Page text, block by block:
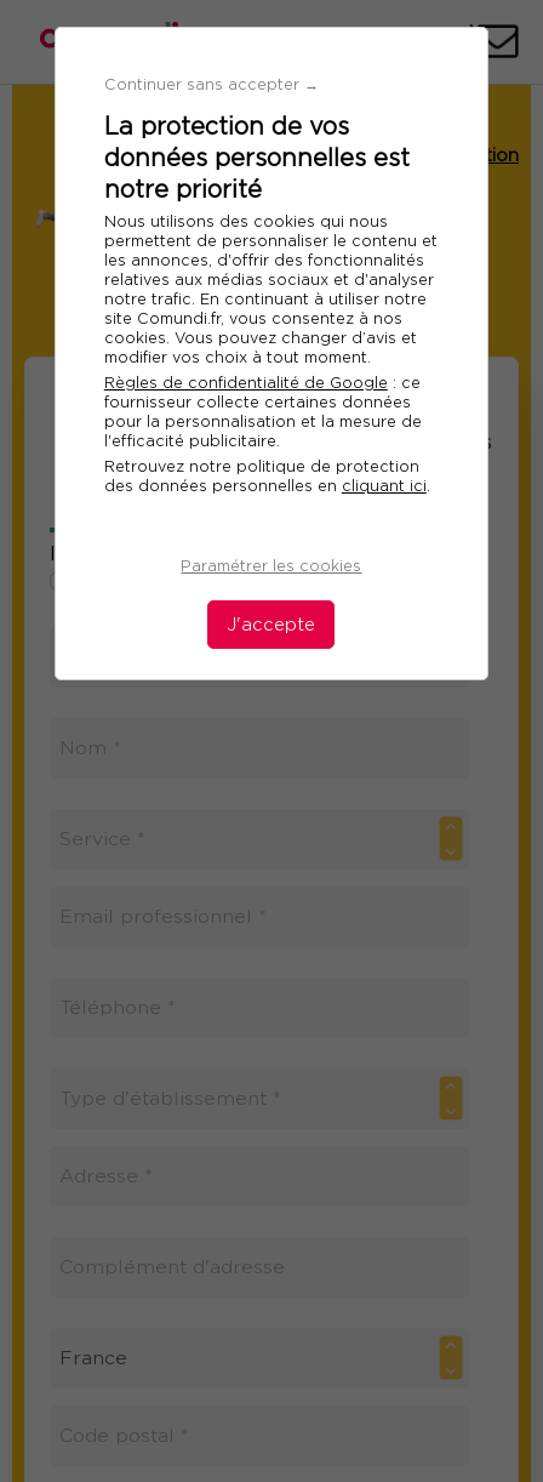
Continuer sans accepter →
La protection de vos
données personnelles est
notre priorité
Nous utilisons des cookies qui nous
permettent de personnaliser le contenu et
les annonces, d'offrir des fonctionnalités
relatives aux médias sociaux et d'analyser
notre trafic. En continuant à utiliser notre
site Comundi.fr, vous consentez à nos
cookies. Vous pouvez changer d’avis et
modifier vos choix à tout moment.
Règles de confidentialité de Google : ce
fournisseur collecte certaines données
pour la personnalisation et la mesure de
l'efficacité publicitaire.
Retrouvez notre politique de protection
des données personnelles en cliquant ici.
Paramétrer les cookies
J'accepte
Demande de Devis
Formation : Techniques de communication
relationnelle
Ref 10833
Du 14 au 16 octobre 2026
Paris Session garantie
Modifier
Informations sur les
participants
Informations relatives
au responsable suivi
de la formation
Information sur le participant